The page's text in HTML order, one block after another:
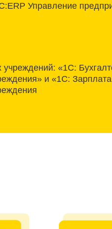
Управление
учреждений: «1С:
и «1С: